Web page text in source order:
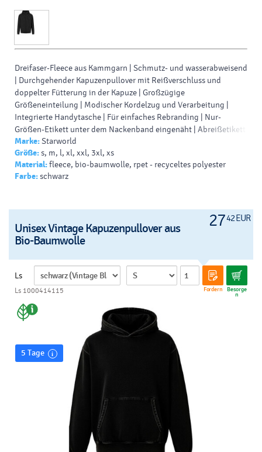
Dreifaser-Fleece aus Kammgarn | Schmutz- und wasserabweisend
| Durchgehender Kapuzenpullover mit Reißverschluss und
doppelter Fütterung in der Kapuze | Großzügige
Größeneinteilung | Modischer Kordelzug und Verarbeitung |
Integrierte Handytasche | Für einfaches Rebranding | Nur-
Größen-Etikett unter dem Nackenband eingenäht | Abreißetikett
mit Pflichtangaben innen. 75% Baumwolle / 25% Polyester.
Marke:Starworld
Größe:s, m, l, xl, xxl, 3xl, xs
Material:fleece, bio-baumwolle, rpet - recyceltes polyester
Farbe:schwarz
2742 EUR
Unisex Vintage Kapuzenpullover aus
Bio-Baumwolle
Ls
Fordern Besorge
n
Ls 1000414115
5 Tage